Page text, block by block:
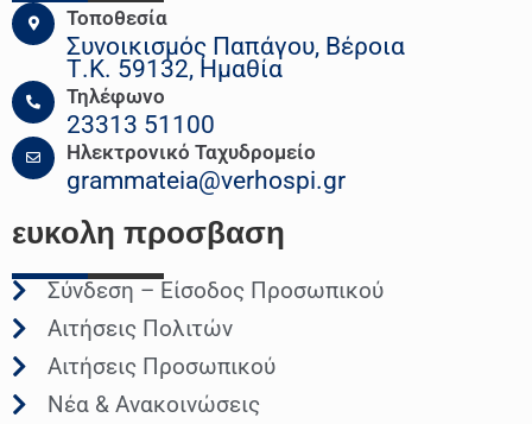
Τοποθεσία
Συνοικισμός Παπάγου, Βέροια
Τ.Κ. 59132, Ημαθία
Τηλέφωνο
23313 51100
Ηλεκτρονικό Ταχυδρομείο
grammateia@verhospi.gr
ευκολη προσβαση
Σύνδεση – Είσοδος Προσωπικού
Αιτήσεις Πολιτών
Αιτήσεις Προσωπικού
Νέα & Ανακοινώσεις